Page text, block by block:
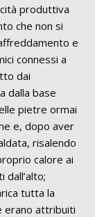
produttiva
che non si
e
connessi a
dai
dalla base
pietre ormai
e, dopo aver
risalendo
calore ai
tutta la
erano attribuiti